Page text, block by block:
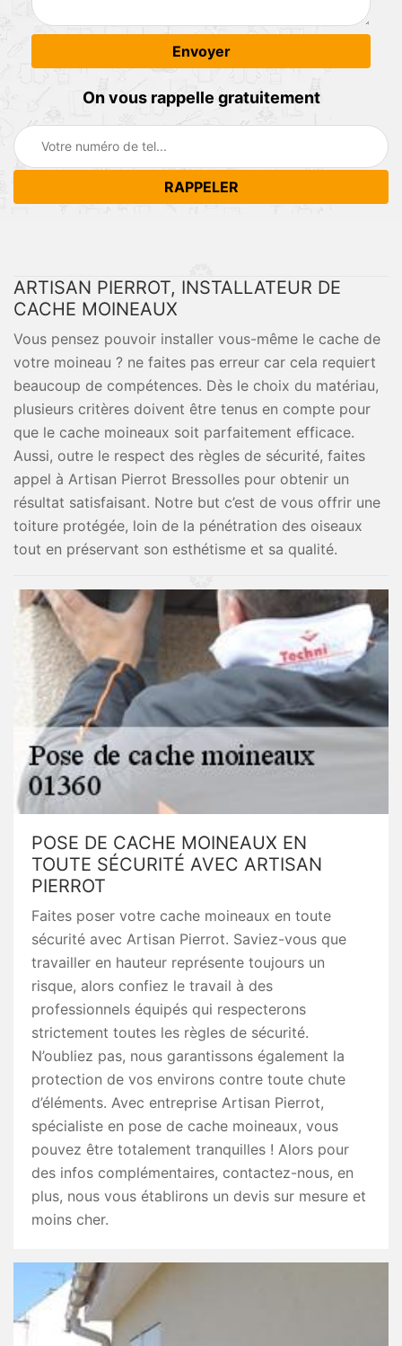
On vous rappelle gratuitement
ARTISAN PIERROT, INSTALLATEUR DE
CACHE MOINEAUX
Vous pensez pouvoir installer vous-même le cache de
votre moineau ? ne faites pas erreur car cela requiert
beaucoup de compétences. Dès le choix du matériau,
plusieurs critères doivent être tenus en compte pour
que le cache moineaux soit parfaitement efficace.
Aussi, outre le respect des règles de sécurité, faites
appel à Artisan Pierrot Bressolles pour obtenir un
résultat satisfaisant. Notre but c’est de vous offrir une
toiture protégée, loin de la pénétration des oiseaux
tout en préservant son esthétisme et sa qualité.
POSE DE CACHE MOINEAUX EN
TOUTE SÉCURITÉ AVEC ARTISAN
PIERROT
Faites poser votre cache moineaux en toute
sécurité avec Artisan Pierrot. Saviez-vous que
travailler en hauteur représente toujours un
risque, alors confiez le travail à des
professionnels équipés qui respecterons
strictement toutes les règles de sécurité.
N’oubliez pas, nous garantissons également la
protection de vos environs contre toute chute
d’éléments. Avec entreprise Artisan Pierrot,
spécialiste en pose de cache moineaux, vous
pouvez être totalement tranquilles ! Alors pour
des infos complémentaires, contactez-nous, en
plus, nous vous établirons un devis sur mesure et
moins cher.